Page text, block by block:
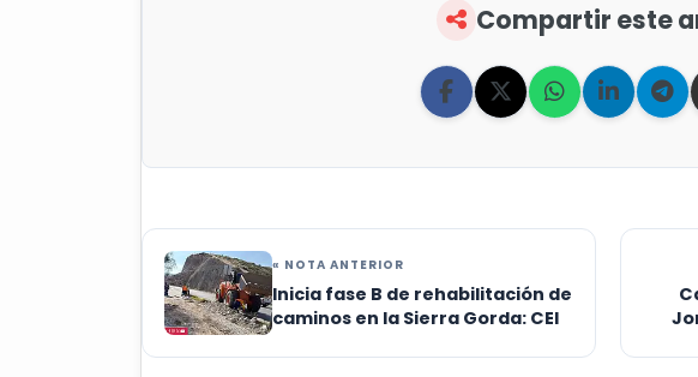
Compartir este
« NOTA ANTERIOR
Inicia fase B de rehabilitación de
caminos en la Sierra Gorda: CEI